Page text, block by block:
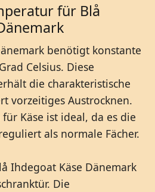
für Blå
benötigt konstante
Celsius. Diese
die charakteristische
vorzeitiges Austrocknen.
Käse ist ideal, da es die
als normale Fächer.
Ihdegoat Käse Dänemark
Die